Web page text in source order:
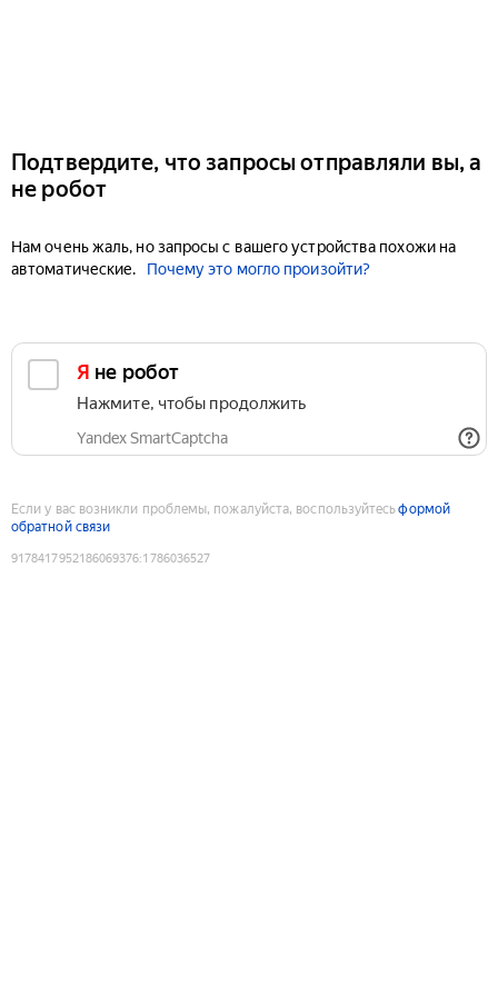
Подтвердите, что запросы отправляли вы, а
не робот
Нам очень жаль, но запросы с вашего устройства похожи на
автоматические.
Почему это могло произойти?
Я не робот
Нажмите, чтобы продолжить
Yandex SmartCaptcha
Если у вас возникли проблемы, пожалуйста, воспользуйтесьформой
обратной связи
9178417952186069376:1786036527